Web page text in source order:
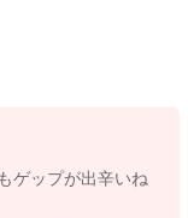
み込むようになり
減ることもありま
ゲップが出辛いね